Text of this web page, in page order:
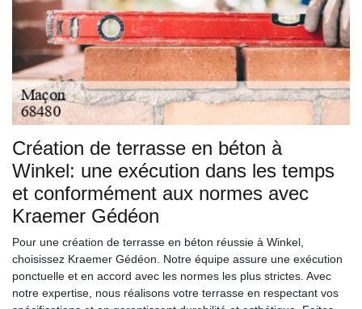
Création de terrasse en béton à
Winkel: une exécution dans les temps
et conformément aux normes avec
Kraemer Gédéon
Pour une création de terrasse en béton réussie à Winkel,
choisissez Kraemer Gédéon. Notre équipe assure une exécution
ponctuelle et en accord avec les normes les plus strictes. Avec
notre expertise, nous réalisons votre terrasse en respectant vos